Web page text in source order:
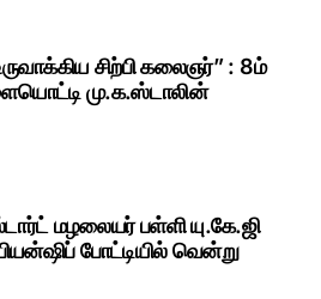
சிற்பி கலைஞர்” : 8ம்
மு.க.ஸ்டாலின்
மழலையர் பள்ளி யு.கே.ஜி
போட்டியில் வென்று